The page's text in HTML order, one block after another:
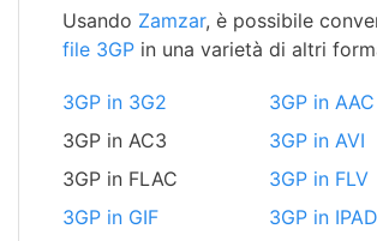
Usando Zamzar, è possibile
file 3GP in una varietà di altri
3GP in 3G2
3GP in AAC
3GP in AC3
3GP in AVI
3GP in FLAC
3GP in FLV
3GP in GIF
3GP in IPAD